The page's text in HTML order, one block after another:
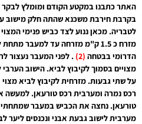
האתר כתבנו במקטע הקודם ומומלץ לבקר
בקרבת חירבת משכנא שהתה חלק מישוב
הדרומי בבטחה (2)
. לפני המעבר נעצור
על שתי גבעות. מזרחית לקיבוץ לביא מצוי
רכס נמרה ומערבית רכס טורעאן. למעשה
טורעאן. נחצה את הכביש במעבר
מערבית לישוב גבעת אבני ונכנסים ליער